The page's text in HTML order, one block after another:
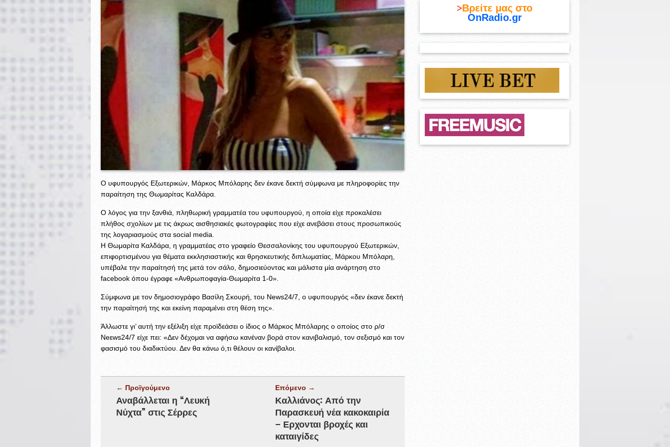
O υφυπουργός Εξωτερικών, Μάρκος Μπόλαρης δεν έκανε δεκτή σύμφωνα με πληροφορίες την
παραίτηση της Θωμαρίτας Καλδάρα.
Ο λόγος για την ξανθιά, πληθωρική γραμματέα του υφυπουργού, η οποία είχε προκαλέσει
πλήθος σχολίων με τις άκρως αισθησιακές φωτογραφίες που είχε ανεβάσει στους προσωπικούς
της λογαριασμούς στα social media.
Η Θωμαρίτα Καλδάρα, η γραμματέας στο γραφείο Θεσσαλονίκης του υφυπουργού Εξωτερικών,
επιφορτισμένου για θέματα εκκλησιαστικής και θρησκευτικής διπλωματίας, Μάρκου Μπόλαρη,
υπέβαλε την παραίτησή της μετά τον σάλο, δημοσιεύοντας και μάλιστα μία ανάρτηση στο
facebook όπου έγραφε «Ανθρωποφαγία-Θωμαρίτα 1-0».
Σύμφωνα με τον δημοσιογράφο Βασίλη Σκουρή, του Νews24/7, ο υφυπουργός «δεν έκανε δεκτή
την παραίτησή της και εκείνη παραμένει στη θέση της».
Άλλωστε γι’ αυτή την εξέλιξη είχε προϊδεάσει ο ίδιος ο Μάρκος Μπόλαρης ο οποίος στο ρ/σ
Neεws24/7 είχε πει: «Δεν δέχομαι να αφήσω κανέναν βορά στον κανιβαλισμό, τον σεξισμό και τον
φασισμό του διαδικτύου. Δεν θα κάνω ό,τι θέλουν οι κανίβαλοι.
← Προϊγούμενο
Αναβάλλεται η “Λευκή
Νύχτα” στις Σέρρες
Επόμενο →
Καλλιάνος: Από την
Παρασκευή νέα κακοκαιρία
– Ερχονται βροχές και
καταιγίδες
>Βρείτε μας στο
OnRadio.gr